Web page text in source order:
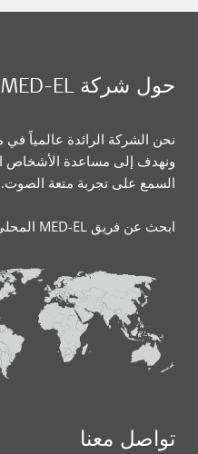
حول شركة MED-EL
نحن الشركة الرائدة عالمياً
ونهدف إلى مساعدة الأشخاص
السمع على تجربة متعة الصوت.
ابحث عن فريق MED-EL المحلي الأقرب لك
تواصل معنا